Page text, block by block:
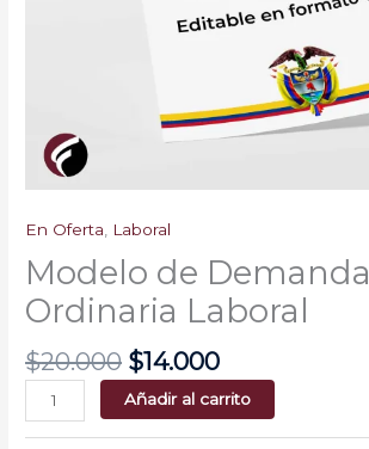
En Oferta Laboral
Modelo de Demanda
Ordinaria Laboral
$20.000 $14.000
Añadir al carrito